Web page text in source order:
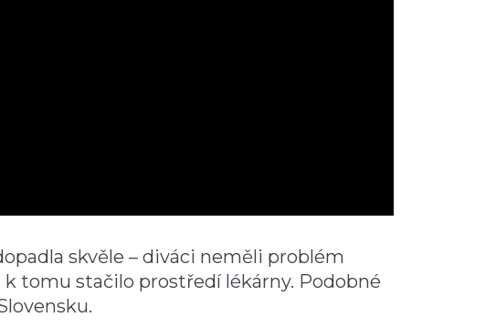
skvěle – diváci neměli problém
tomu stačilo prostředí lékárny. Podobné